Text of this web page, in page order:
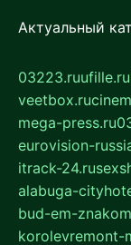
Актуальный
03223.ruufille.ru
veetbox.ru
mega-press.ru
eurovision-
itrack-24.ru
alabuga-
bud-em-
korolevremont-